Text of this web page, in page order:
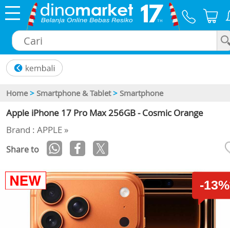
Home > Smartphone & Tablet > Smartphone
Apple iPhone 17 Pro Max 256GB - Cosmic Orange
Brand : APPLE »
Share to
-